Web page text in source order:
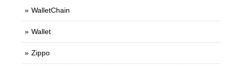
WalletChain
Wallet
Zippo